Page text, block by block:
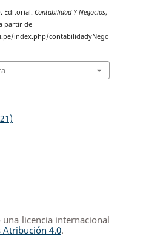
Editorial. Contabilidad Y Negocios,
partir de
index.php/contabilidadyNego
una licencia internacional
Atribución 4.0.